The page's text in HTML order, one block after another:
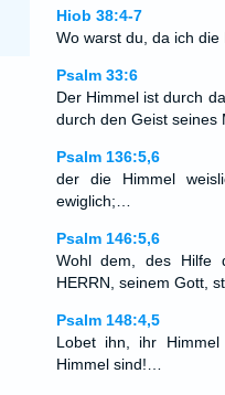
Hiob 38:4-7
Wo warst du, da ich
Psalm 33:6
Der Himmel ist durch
durch den Geist seines
Psalm 136:5,6
der die Himmel
ewiglich;…
Psalm 146:5,6
Wohl dem, des Hilfe
HERRN, seinem Gott,
Psalm 148:4,5
Lobet ihn, ihr
Himmel sind!…